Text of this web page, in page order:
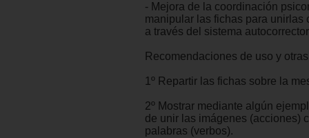
- Mejora de la coordinación
manipular las fichas para unirlas
a través del sistema
Recomendaciones de uso y
1º Repartir las fichas sobre la
2º Mostrar mediante algún
de unir las imágenes (acciones)
palabras (verbos).